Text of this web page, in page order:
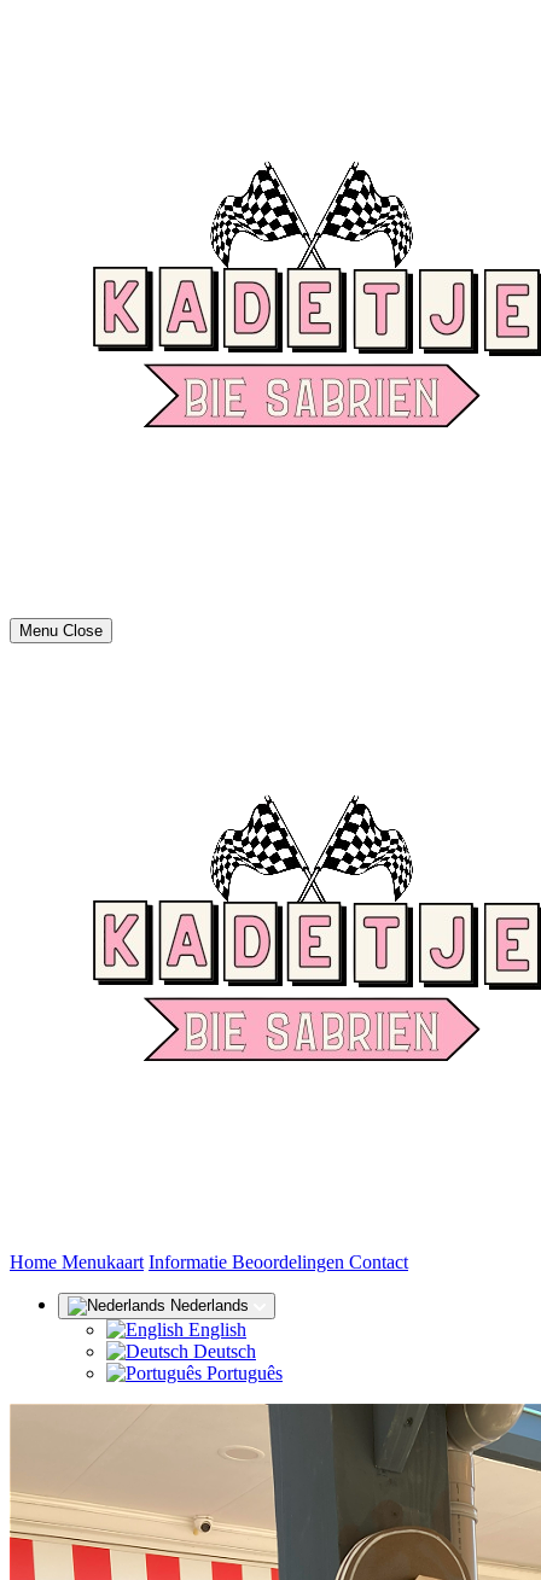
Menu Close
Home (huidige)
Menukaart Informatie Beoordelingen Contact
Nederlands
English
Deutsch
Português